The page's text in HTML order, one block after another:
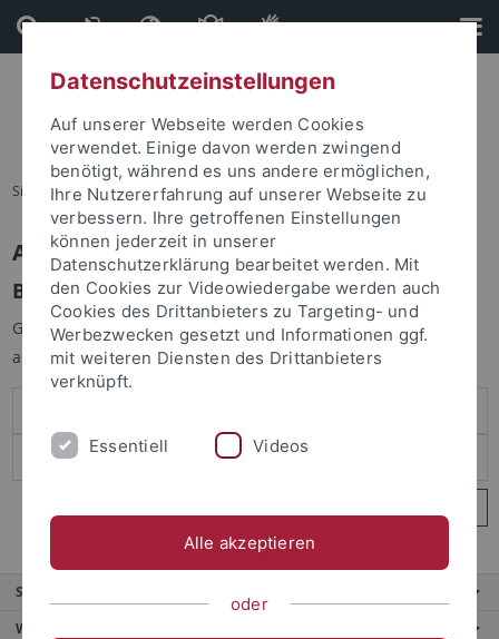
Direkt
zum
Inhalt
Direkt
zur
Fußleiste
Sie sind hier: Startseite
Anmelden
Benutzeranmeldung
Geben Sie Ihren Benutzernamen und Ihr Passwort an um sich
anzumelden:
Service
Weitere Angebote
Datenschutzeinstellungen
Auf unserer Webseite werden Cookies
verwendet. Einige davon werden zwingend
benötigt, während es uns andere ermöglichen,
Ihre Nutzererfahrung auf unserer Webseite zu
verbessern. Ihre getroffenen Einstellungen
können jederzeit in unserer
Datenschutzerklärung bearbeitet werden. Mit
den Cookies zur Videowiedergabe werden auch
Cookies des Drittanbieters zu Targeting- und
Werbezwecken gesetzt und Informationen ggf.
mit weiteren Diensten des Drittanbieters
verknüpft.
Essentiell Videos
Alle akzeptieren
oder